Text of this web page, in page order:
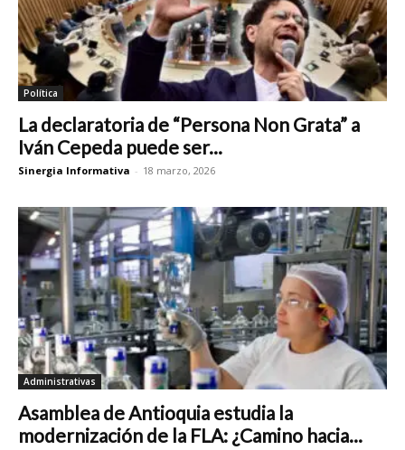
Política
La declaratoria de “Persona Non Grata” a
Iván Cepeda puede ser...
Sinergia Informativa - 18 marzo, 2026
Administrativas
Asamblea de Antioquia estudia la
modernización de la FLA: ¿Camino hacia...